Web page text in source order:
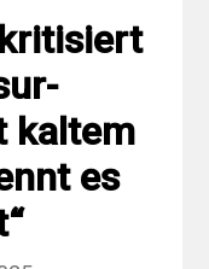
kaltem
es